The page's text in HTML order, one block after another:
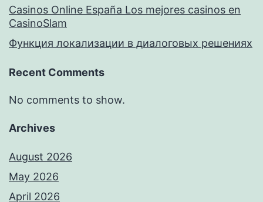
Casinos Online España Los mejores casinos en
CasinoSlam
Функция локализации в диалоговых решениях
Recent Comments
No comments to show.
Archives
August 2026
May 2026
April 2026